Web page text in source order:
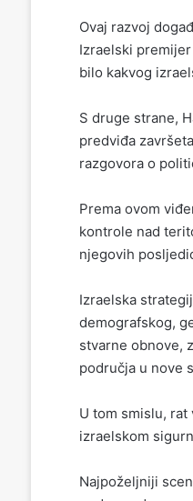
Ovaj razvoj
Izraelski premijer
bilo kakvog
S druge strane,
predviđa
razgovora o
Prema ovom
kontrole nad
njegovih
Izraelska
demografskog,
stvarne obnove,
područja u nove
U tom smislu,
izraelskom
Najpoželjniji